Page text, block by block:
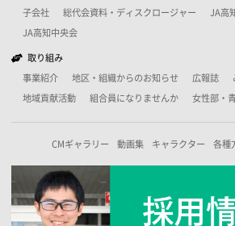
子会社 総代会資料・ディスクロージャー JA高
JA高知中央会
取り組み
事業紹介 地区・組織からのお知らせ 広報誌
地域貢献活動 組合員になりませんか 女性部・
CMギャラリー 動画集 キャラクター 各種